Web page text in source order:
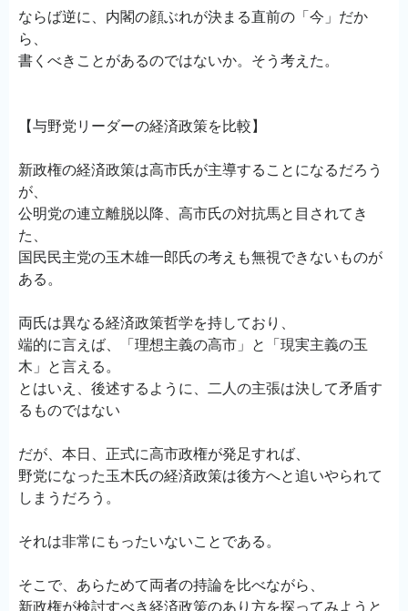
ならば逆に、内閣の顔ぶれが決まる直前の「今」だか
ら、
書くべきことがあるのではないか。そう考えた。
【与野党リーダーの経済政策を比較】
新政権の経済政策は高市氏が主導することになるだろう
が、
公明党の連立離脱以降、高市氏の対抗馬と目されてき
た、
国民民主党の玉木雄一郎氏の考えも無視できないものが
ある。
両氏は異なる経済政策哲学を持しており、
端的に言えば、「理想主義の高市」と「現実主義の玉
木」と言える。
とはいえ、後述するように、二人の主張は決して矛盾す
るものではない
だが、本日、正式に高市政権が発足すれば、
野党になった玉木氏の経済政策は後方へと追いやられて
しまうだろう。
それは非常にもったいないことである。
そこで、あらためて両者の持論を比べながら、
新政権が検討すべき経済政策のあり方を探ってみようと